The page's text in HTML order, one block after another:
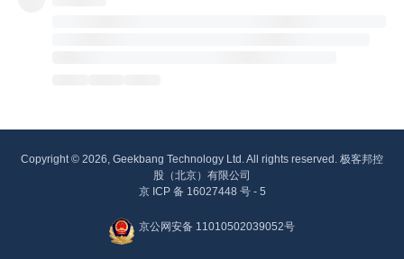
Copyright © 2026, Geekbang Technology Ltd. All rights reserved. 极客邦控
股（北京）有限公司
京 ICP 备 16027448 号 - 5
京公网安备 11010502039052号